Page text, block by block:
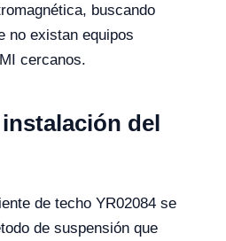
buscando
no existan equipos
cercanos.
del
de techo YR02084 se
de suspensión que